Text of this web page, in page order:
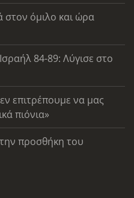
στον όμιλο και ώρα
84-89: Λύγισε στο
επιτρέπουμε να μας
πιόνια»
προσθήκη του